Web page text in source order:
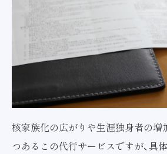
核家族化の広がりや生涯独身者の増
つあるこの代行サービスですが、具